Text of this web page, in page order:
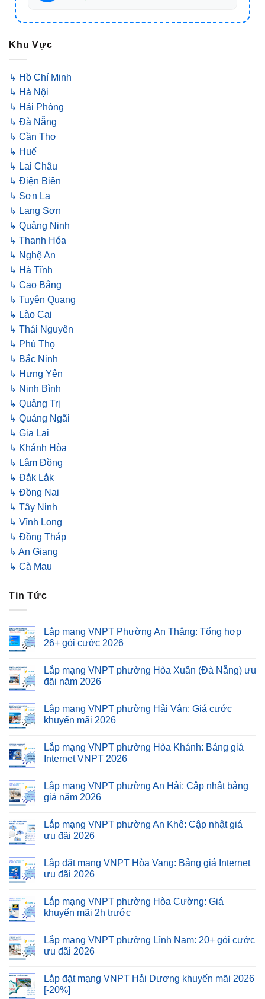
Khu Vực
↳ Hồ Chí Minh
↳ Hà Nội
↳ Hải Phòng
↳ Đà Nẵng
↳ Cần Thơ
↳ Huế
↳ Lai Châu
↳ Điện Biên
↳ Sơn La
↳ Lạng Sơn
↳ Quảng Ninh
↳ Thanh Hóa
↳ Nghệ An
↳ Hà Tĩnh
↳ Cao Bằng
↳ Tuyên Quang
↳ Lào Cai
↳ Thái Nguyên
↳ Phú Thọ
↳ Bắc Ninh
↳ Hưng Yên
↳ Ninh Bình
↳ Quảng Trị
↳ Quảng Ngãi
↳ Gia Lai
↳ Khánh Hòa
↳ Lâm Đồng
↳ Đắk Lắk
↳ Đồng Nai
↳ Tây Ninh
↳ Vĩnh Long
↳ Đồng Tháp
↳ An Giang
↳ Cà Mau
Tin Tức
Lắp mạng VNPT Phường An Thắng: Tổng hợp
26+ gói cước 2026
Lắp mạng VNPT phường Hòa Xuân (Đà Nẵng) ưu
đãi năm 2026
Lắp mạng VNPT phường Hải Vân: Giá cước
khuyến mãi 2026
Lắp mạng VNPT phường Hòa Khánh: Bảng giá
Internet VNPT 2026
Lắp mạng VNPT phường An Hải: Cập nhật bảng
giá năm 2026
Lắp mạng VNPT phường An Khê: Cập nhật giá
ưu đãi 2026
Lắp đặt mạng VNPT Hòa Vang: Bảng giá Internet
ưu đãi 2026
Lắp mạng VNPT phường Hòa Cường: Giá
khuyến mãi 2h trước
Lắp mạng VNPT phường Lĩnh Nam: 20+ gói cước
ưu đãi 2026
Lắp đặt mạng VNPT Hải Dương khuyến mãi 2026
[-20%]